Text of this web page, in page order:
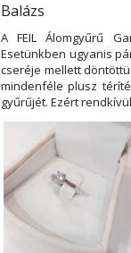
Balázs
A FEIL Álomgyűrű
Esetünkben ugyanis
cseréje mellett
mindenféle plusz
gyűrűjét. Ezért